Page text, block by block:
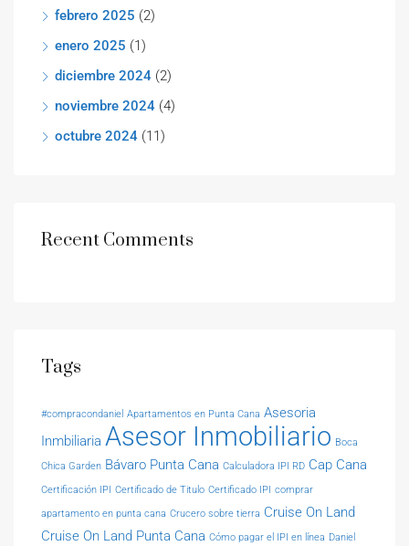
febrero 2025 (2)
enero 2025 (1)
diciembre 2024 (2)
noviembre 2024 (4)
octubre 2024 (11)
Recent Comments
Tags
#compracondaniel Apartamentos en Punta Cana Asesoria
Inmbiliaria Asesor Inmobiliario Boca
Chica Garden Bávaro Punta Cana Calculadora IPI RD Cap Cana
Certificación IPI Certificado de Titulo Certificado IPI comprar
apartamento en punta cana Crucero sobre tierra Cruise On Land
Cruise On Land Punta Cana Cómo pagar el IPI en línea Daniel